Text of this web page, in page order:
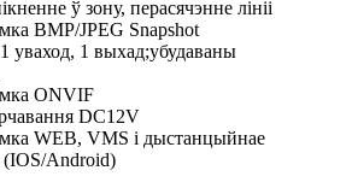
ў зону, перасячэнне лініі
BMP/JPEG Snapshot
уваход, 1 выхад;убудаваны
ONVIF
DC12V
WEB, VMS і дыстанцыйнае
(IOS/Android)